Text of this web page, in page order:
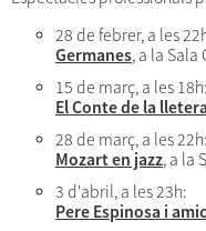
28 de febrer, a les
Germanes, a la Sala
15 de març, a les 18h:
El Conte de la lletera
28 de març, a les 22h:
Mozart en jazz, a la
3 d'abril, a les 23h:
Pere Espinosa i